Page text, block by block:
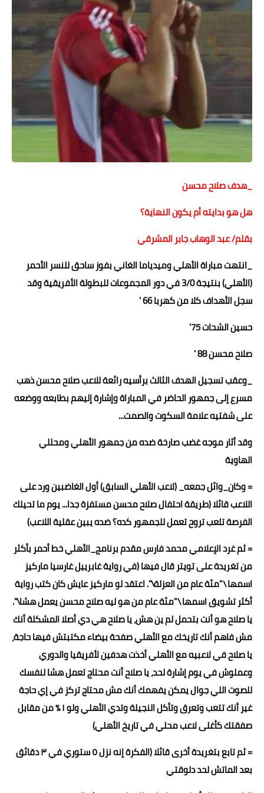
حوادث وقضايا
خدمات
الصحه والجمال
فن المطبخ
_هدف صلاح محسن
هل هو بدايته أم يكون النهاية؟
بقلم/ عبد الوهاب جابر المشرقي
_انتهت مباراة الأهلي وميدياما الغاني بفوز ساحق للنسر الأحمر
(الأهلي) بنتيجة 3/0 في دور المجموعات للبطولة الأفريقية وقد
سجل الأهداف كلا من كهربا 66 '
حسين الشحات 75'
صلاح محسن 88 '
_وعقب تسجيل الهدف الثالث برأسيه رائعة للاعب صلاح محسن ذهب
مسرع إلى جمهور الحاضر في المباراة وإشارة إليهم بطابعه ووضعه
على شفتيه علامة السكوت والصمت...
وقد أثار موجه غضب صارخة ضده من جمهور الأهلي ومحللي
الهاوية
= وكان_وائل جمعه_ (لاعب الأهلي السابق) أول الغاضبين ورد على
اللاعب قائلا (‏طريقة احتفال صلاح محسن مستفزة جدا... يوم ما تحيلك
الفرصة تلعب تروح تعمل للجمهور كده؟ ضده يبين عقلية اللاعب)
= ثم غرد الإعلامي محمد فارس مقدم برنامج_الأهلي خط أحمر بأكثر
من تغريدة على تويتر قال فيها (في رواية غابرييل غارسيا ماركيز
اسمها \"مئة عام من العزلة\". اعتقد لو ماركيز عايش كان كتب رواية
أكثر تشويق اسمها \"مئة عام من هو ليه صلاح محسن يعمل هشا\".
يا صلاح هو أنت بتحمل لم ين هش، يا صلاح هي دي أصلا المشكلة أنك
مش فاهم أنك تاريخك مع الأهلي صفحة بيضاء مكتبتش فيها حاجة،
يا صلاح في لاعبيه مع الأهلي أخذت هدفين لأفريقيا والدوري
وعملوش في يوم إشارة لحد، يا صلاح أنت محتاج تعمل هشا لنفسك
للصوت اللي جوال يمكن يفهمك أنك مش محتاج تركز في إي حاجة
غير أنك تتعب وتعرق وتأكل النجيلة وتدي الأهلي ولو ١ ٪ من مقابل
صفقتك كأغلى لاعب محلي في تاريخ الأهلي)
= ثم تابع بتغريدة أخرى قائلا (الفكرة إنه نزل ٥ ستوري في ٣ دقائق
بعد الماتش لحد دلوقتي